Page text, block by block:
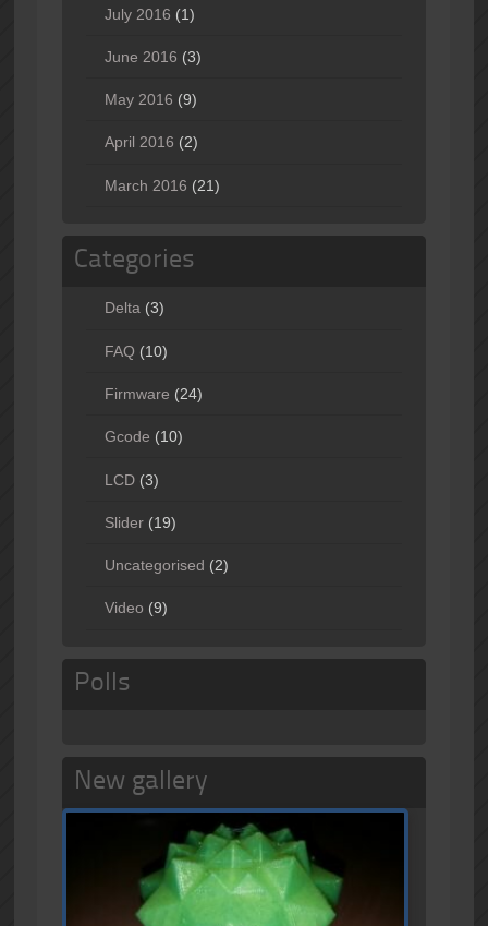
July 2016 (1)
June 2016 (3)
May 2016 (9)
April 2016 (2)
March 2016 (21)
Categories
Delta(3)
FAQ (10)
Firmware (24)
Gcode (10)
LCD(3)
Slider(19)
Uncategorised (2)
Video (9)
Polls
New gallery